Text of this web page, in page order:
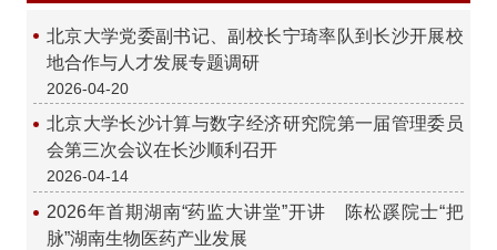
北京大学党委副书记、副校长宁琦率队到长沙开展校
地合作与人才发展专题调研
2026-04-20
北京大学长沙计算与数字经济研究院第一届管理委员
会第三次会议在长沙顺利召开
2026-04-14
2026年首期湖南“药监大讲堂”开讲 陈松蹊院士“把
脉”湖南生物医药产业发展